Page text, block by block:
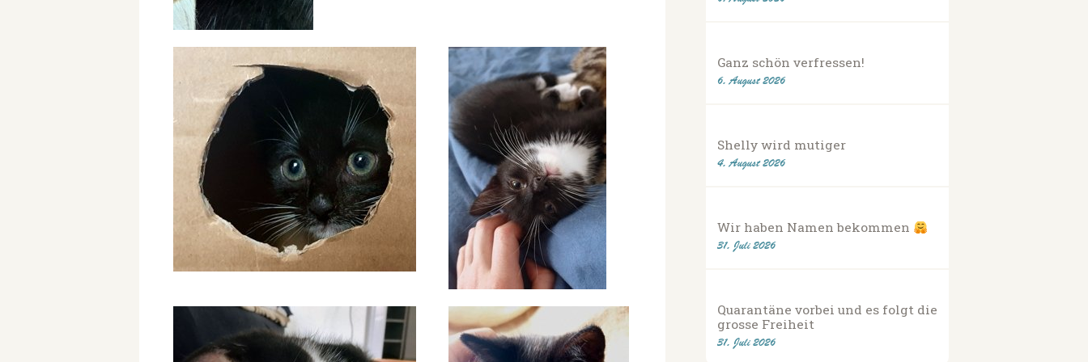
Ganz schön verfressen!
6. August 2026
Shelly wird mutiger
4. August 2026
Wir haben Namen bekommen
31. Juli 2026
Quarantäne vorbei und es folgt die
grosse Freiheit
31. Juli 2026